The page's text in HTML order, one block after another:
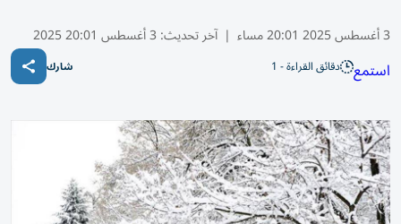
3 أغسطس 2025 20:01 مساء | آخر تحديث: 3 أغسطس 20:01 2025
استمع دقائق القراءة - 1 شارك